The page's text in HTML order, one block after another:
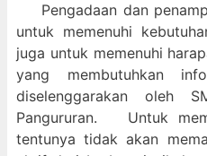
Pengadaan dan
untuk memenuhi
juga untuk memenuhi
yang membutuhkan
diselenggarakan oleh
Pangururan. Untuk
tentunya tidak akan